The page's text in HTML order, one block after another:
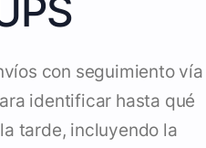
con seguimiento vía
identificar hasta qué
tarde, incluyendo la